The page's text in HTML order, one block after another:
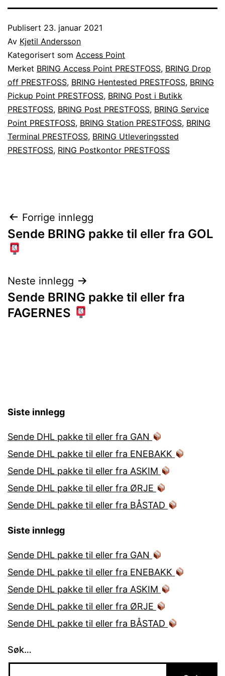
Publisert 23. januar 2021
Av Kjetil Andersson
Kategorisert som Access Point
Merket BRING Access Point PRESTFOSS, BRING Drop
off PRESTFOSS, BRING Hentested PRESTFOSS, BRING
Pickup Point PRESTFOSS, BRING Post i Butikk
PRESTFOSS, BRING Post PRESTFOSS, BRING Service
Point PRESTFOSS, BRING Station PRESTFOSS, BRING
Terminal PRESTFOSS, BRING Utleveringssted
PRESTFOSS, RING Postkontor PRESTFOSS
Innleggsnavigasjon
Forrige innlegg
Sende BRING pakke til eller fra GOL
Neste innlegg
Sende BRING pakke til eller fra
FAGERNES
Siste innlegg
Sende DHL pakke til eller fra GAN
Sende DHL pakke til eller fra ENEBAKK
Sende DHL pakke til eller fra ASKIM
Sende DHL pakke til eller fra ØRJE
Sende DHL pakke til eller fra BÅSTAD
Siste innlegg
Sende DHL pakke til eller fra GAN
Sende DHL pakke til eller fra ENEBAKK
Sende DHL pakke til eller fra ASKIM
Sende DHL pakke til eller fra ØRJE
Sende DHL pakke til eller fra BÅSTAD
Søk…